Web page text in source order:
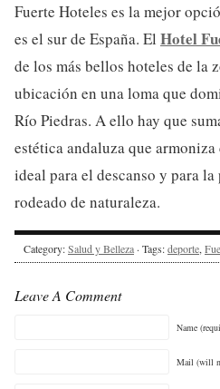
Fuerte Hoteles es la mejor
es el sur de España. El Hotel
de los más bellos hoteles de la
ubicación en una loma que
Río Piedras. A ello hay que
estética andaluza que
ideal para el descanso y para
rodeado de naturaleza.
Category:Salud y Belleza · Tags:deporte,
Leave A Comment
Name
Mail (will